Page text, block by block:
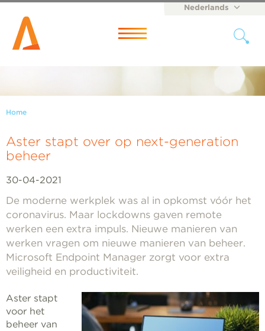
Nederlands
Menu
Home
Aster stapt over op next-generation
beheer
30-04-2021
De moderne werkplek was al in opkomst vóór het
coronavirus. Maar lockdowns gaven remote
werken een extra impuls. Nieuwe manieren van
werken vragen om nieuwe manieren van beheer.
Microsoft Endpoint Manager zorgt voor extra
veiligheid en productiviteit.
Aster stapt
voor het
beheer van